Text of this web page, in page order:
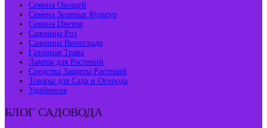
Семена Овощей
Семена Зеленых Культур
Семена Цветов
Саженцы Роз
Саженцы Винограда
Газонная Трава
Лампы для Растений
Средства Защиты Растений
Товары для Сада и Огорода
Удобрения
БЛОГ САДОВОДА